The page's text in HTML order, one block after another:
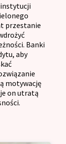
instytucji
przestanie
Banki
aby
motywację
on utratą